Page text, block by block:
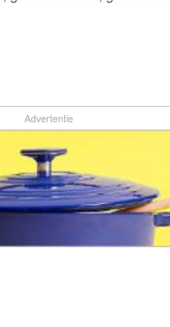
Advertentie